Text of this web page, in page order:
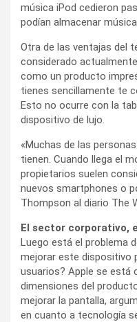
música iPod cedieron
podían almacenar
Otra de las ventajas del
considerado
como un producto
tienes sencillamente te
Esto no ocurre con la
dispositivo de lujo.
«Muchas de las
tienen. Cuando llega el
propietarios suelen
nuevos smartphones o
Thompson al diario The
El sector corporativo,
Luego está el problema
mejorar este dispositivo
usuarios? Apple se está
dimensiones del
mejorar la pantalla,
en cuanto a tecnología